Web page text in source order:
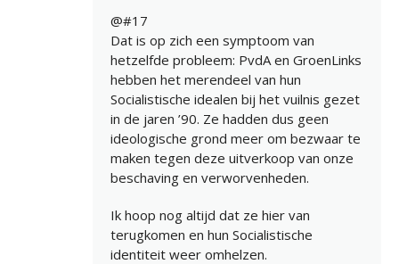
@#17
Dat is op zich een symptoom van
hetzelfde probleem: PvdA en GroenLinks
hebben het merendeel van hun
Socialistische idealen bij het vuilnis gezet
in de jaren ’90. Ze hadden dus geen
ideologische grond meer om bezwaar te
maken tegen deze uitverkoop van onze
beschaving en verworvenheden.
Ik hoop nog altijd dat ze hier van
terugkomen en hun Socialistische
identiteit weer omhelzen.